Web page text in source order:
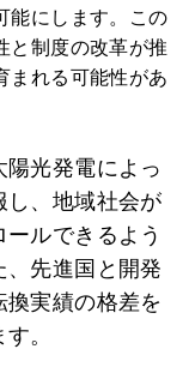
能にします。この
と制度の改革が推
まれる可能性があ
光発電によっ
し、地域社会が
ルできるよう
先進国と開発
実績の格差を
。